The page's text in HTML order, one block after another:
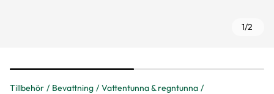
Tillbehör Bevattning Vattentunna & regntunna
1/2